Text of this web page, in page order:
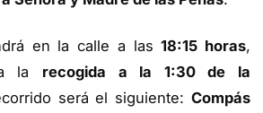
en la calle a las18:15 horas,
la recogida a la 1:30 de la
será el siguiente: Compás